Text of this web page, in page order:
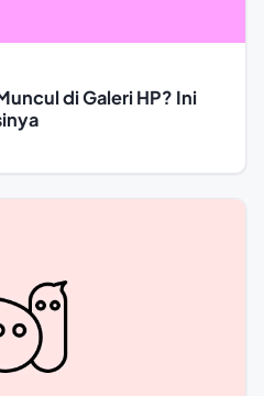
di Galeri HP? Ini